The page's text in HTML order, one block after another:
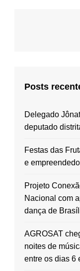
Posts
Delegado
deputado
Festas das
e
Projeto
Nacional com
dança de
AGROSAT
noites de
entre os dias 6